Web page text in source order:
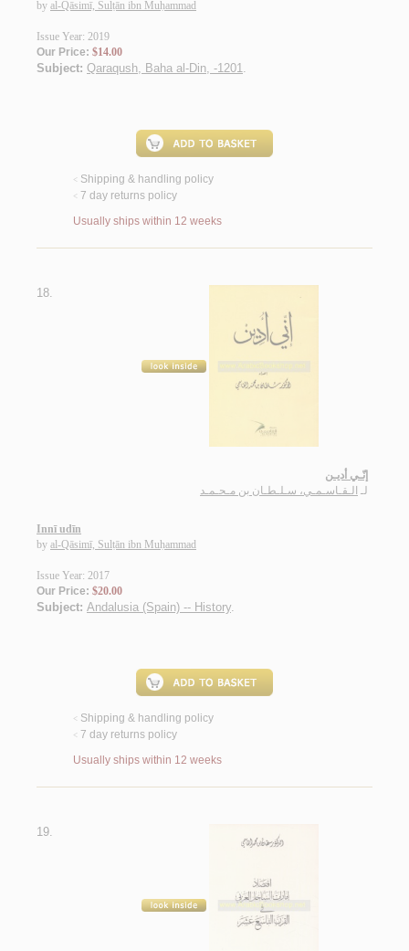
by al-Qāsimī, Sulṭān ibn Muḥammad
Issue Year: 2019
Our Price: $14.00
Subject: Qaraqush, Baha al-Din, -1201.
< Shipping & handling policy
< 7 day returns policy
Usually ships within 12 weeks
18.
إنّـي أديـن
لـ الـقـاسـمـي، سـلـطـان بن مـحـمـد
Innī udīn
by al-Qāsimī, Sulṭān ibn Muḥammad
Issue Year: 2017
Our Price: $20.00
Subject: Andalusia (Spain) -- History.
< Shipping & handling policy
< 7 day returns policy
Usually ships within 12 weeks
19.